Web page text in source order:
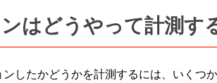
はどうやって計測す
したかどうかを計測するには、いくつ